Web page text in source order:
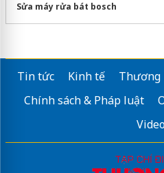
Sửa máy rửa bát bosch
Tin tức Kinh tế Thương
Chính sách & Pháp luật